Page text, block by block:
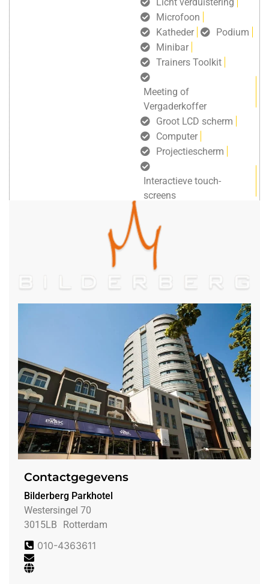
Microfoon
Katheder
Podium
Minibar
Trainers Toolkit
Meeting of
Vergaderkoffer
Groot LCD scherm
Computer
Projectiescherm
Interactieve touch-
screens
gratis draadloos internet
Contactgegevens
Bilderberg Parkhotel
Westersingel 70
3015LB
Rotterdam
010-4363611